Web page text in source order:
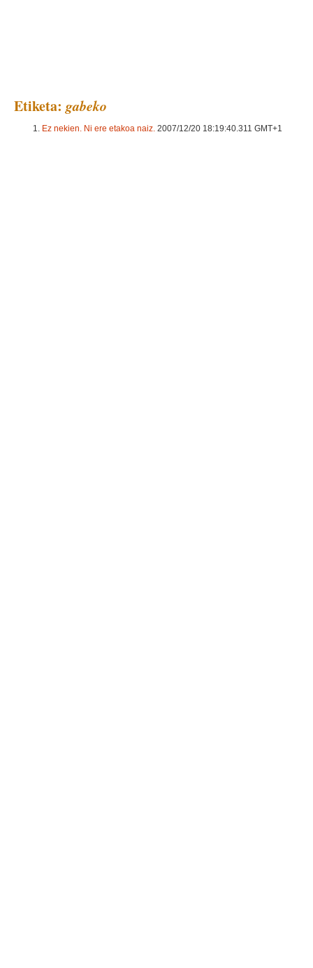
Etiketa:gabeko
Ez nekien. Ni ere etakoa naiz. 2007/12/20 18:19:40.311 GMT+1